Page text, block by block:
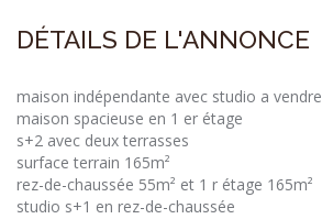
DÉTAILS DE L'ANNONCE
maison indépendante avec studio a vendre
maison spacieuse en 1 er étage
s+2 avec deux terrasses
surface terrain 165m²
rez-de-chaussée 55m² et 1 r étage 165m²
studio s+1 en rez-de-chaussée